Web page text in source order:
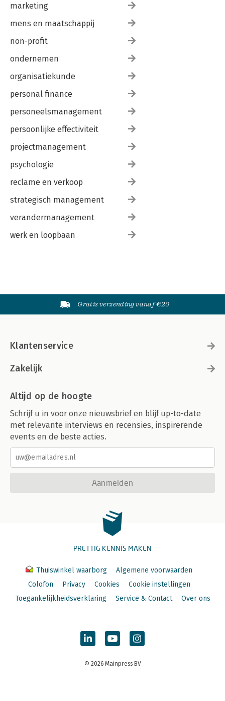
marketing
mens en maatschappij
non-profit
ondernemen
organisatiekunde
personal finance
personeelsmanagement
persoonlijke effectiviteit
projectmanagement
psychologie
reclame en verkoop
strategisch management
verandermanagement
werk en loopbaan
Gratis verzending vanaf €20
Klantenservice
Zakelijk
Altijd op de hoogte
Schrijf u in voor onze nieuwsbrief en blijf up-to-date
met relevante interviews en recensies, inspirerende
events en de beste acties.
Aanmelden
PRETTIG KENNIS MAKEN
Thuiswinkel waarborg
Algemene voorwaarden
Colofon
Privacy Cookies
Cookie instellingen
Toegankelijkheidsverklaring
Service & Contact Over ons
© 2026 Mainpress BV